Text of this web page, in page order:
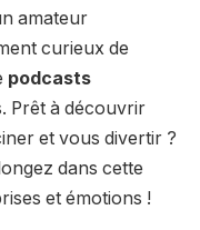
amateur
curieux de
podcasts
Prêt à découvrir
et vous divertir ?
dans cette
et émotions !